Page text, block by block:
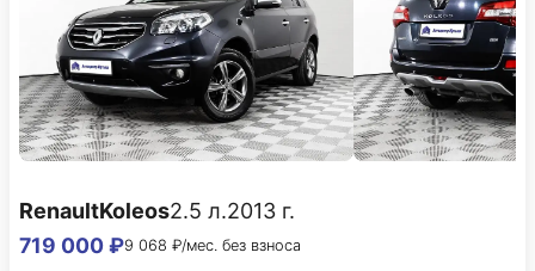
RenaultKoleos2.5 л.2013 г.
719 000 ₽9 068 ₽/мес. без взноса